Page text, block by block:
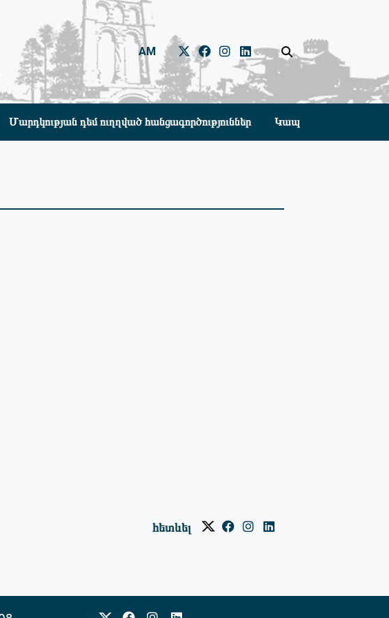
AM
Մարդկության դեմ ուղղված հանցագործություններ Կապ
հետևել